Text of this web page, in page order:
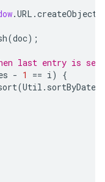
.URL .
(doc);
last entry is
- 1 == i)
{
(Util . sortByDate